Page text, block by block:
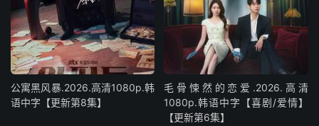
公寓黑风暴.2026.高清1080p.韩
语中字【更新第8集】
毛骨悚然的恋爱.2026.高清
1080p.韩语中字【喜剧/爱情】
【更新第6集】